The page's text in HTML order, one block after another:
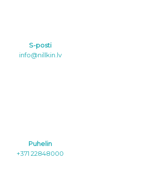
S-posti
info@nillkin.lv
Puhelin
+371 22848000